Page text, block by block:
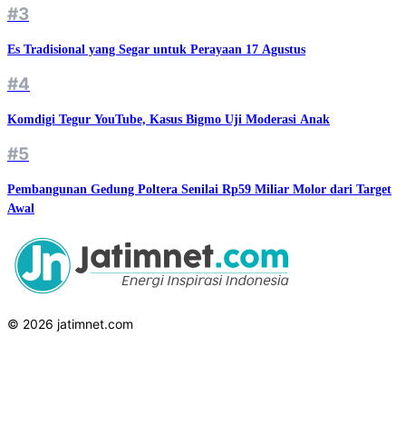
#3
Es Tradisional yang Segar untuk Perayaan 17 Agustus
#4
Komdigi Tegur YouTube, Kasus Bigmo Uji Moderasi Anak
#5
Pembangunan Gedung Poltera Senilai Rp59 Miliar Molor dari Target
Awal
© 2026 jatimnet.com